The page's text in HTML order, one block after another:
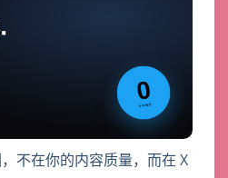
不在你的内容质量，而在 X